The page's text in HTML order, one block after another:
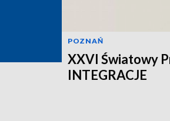
POZNAŃ
XXVI Światowy
INTEGRACJE